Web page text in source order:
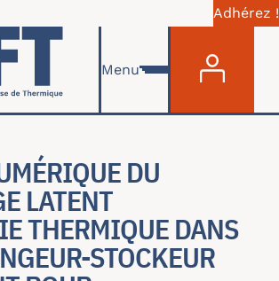
Adhérez !
Menu
DU
LATENT
THERMIQUE DANS
STOCKEUR